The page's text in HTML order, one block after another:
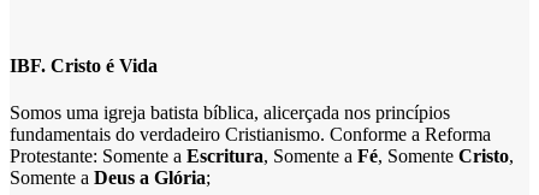
IBF. Cristo é Vida
Somos uma igreja batista bíblica, alicerçada nos princípios
fundamentais do verdadeiro Cristianismo. Conforme a Reforma
Protestante: Somente a Escritura, Somente a Fé, Somente Cristo,
Somente a Deus a Glória;